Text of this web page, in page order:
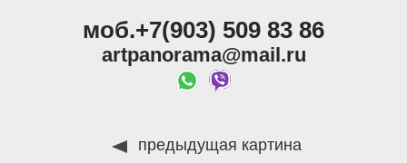
моб.+7(903) 509 83 86
artpanorama@mail.ru
предыдущая картина